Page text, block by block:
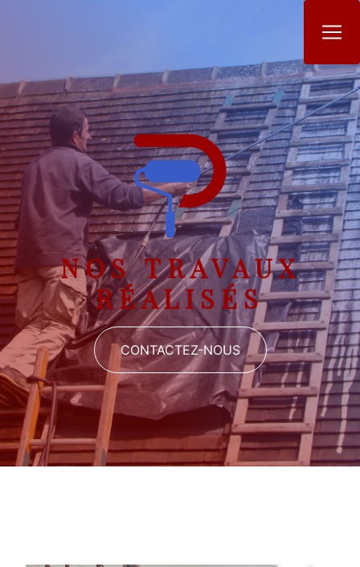
NOS TRAVAUX
RÉALISÉS
CONTACTEZ-NOUS